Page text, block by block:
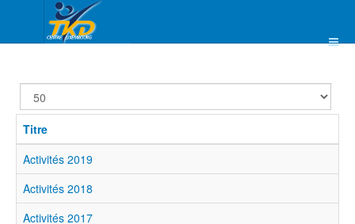
Affichage
#
Titre
Activités 2019
Activités 2018
Activités 2017